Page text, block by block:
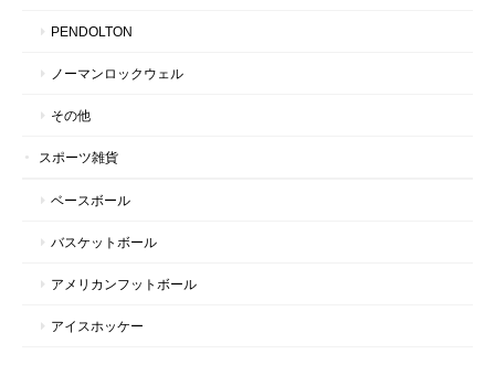
PENDOLTON
ノーマンロックウェル
その他
スポーツ雑貨
ベースボール
バスケットボール
アメリカンフットボール
アイスホッケー